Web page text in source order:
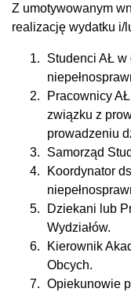
Z umotywowanym
realizację wydatku i/
Studenci AŁ w
Pracownicy
związku z
prowadzeniu
Samorząd
Koordynator
Dziekani lub
Wydziałów.
Kierownik
Obcych.
Opiekunowie